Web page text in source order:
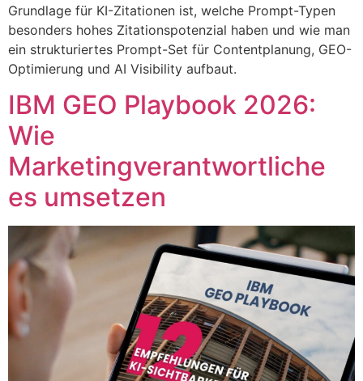
Grundlage für KI-Zitationen ist, welche Prompt-Typen
besonders hohes Zitationspotenzial haben und wie man
ein strukturiertes Prompt-Set für Contentplanung, GEO-
Optimierung und AI Visibility aufbaut.
IBM GEO Playbook 2026:
Wie
Marketingverantwortliche
es umsetzen